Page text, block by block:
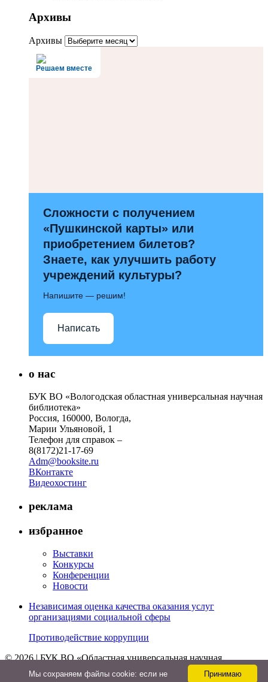
Архивы
Архивы
Решаем вместе
Сложности с получением
«Пушкинской карты» или
приобретением билетов?
Знаете, как улучшить работу
учреждений культуры?
Напишите — решим!
Написать
о нас
БУК ВО «Вологодская областная универсальная научная
библиотека»
Россия, 160000, Вологда,
Марии Ульяновой, 1
Телефон для справок –
8(8172)21-17-69
Adm@booksite.ru
ВКонтакте
Видеохостинг
реклама
избранное
Выставки
Конкурсы
Конференции
Новости
Независимая оценка качества оказания услуг
организациями социальной сферы
Противодействие коррупции
© 2026 | БУК ВО «Областная универсальная научная
библиотека»
Принимаю
Мы cохраняем файлы cookie: если не